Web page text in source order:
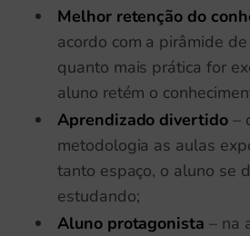
Melhor retenção do
acordo com a pirâmide
quanto mais prática for
aluno retém o
Aprendizado divertido–
metodologia as aulas
tanto espaço, o aluno se
estudando;
Aluno protagonista – na